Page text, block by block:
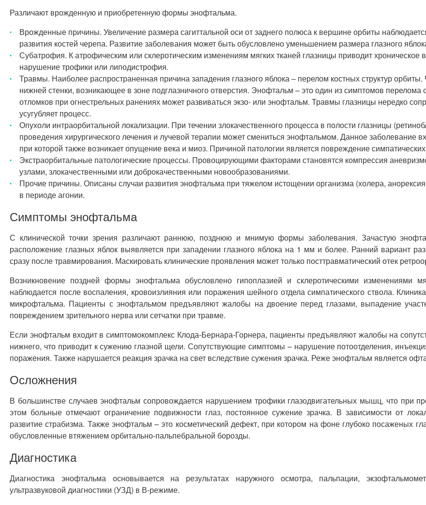
Различают врожденную и приобретенную формы энофтальма.
Врожденные причины. Увеличение размера сагиттальной оси от заднего полюса к вершине орбиты
развития костей черепа. Развитие заболевания может быть обусловлено уменьшением размера глазного
Субатрофия. К атрофическим или склеротическим изменениям мягких тканей глазницы приводит
нарушение трофики или липодистрофия.
Травмы. Наиболее распространенная причина западения глазного яблока – перелом костных структур
нижней стенки, возникающее в зоне подглазничного отверстия. Энофтальм – это один из симптомов
отломков при огнестрельных ранениях может развиваться экзо- или энофтальм. Травмы глазницы нередко
усугубляет процесс.
Опухоли интраорбитальной локализации. При течении злокачественного процесса в полости глазницы
проведения хирургического лечения и лучевой терапии может смениться энофтальмом. Данное заболевание
при которой также возникает опущение века и миоз. Причиной патологии является повреждение
Экстраорбитальные патологические процессы. Провоцирующими факторами становятся компрессия
узлами, злокачественными или доброкачественными новообразованиями.
Прочие причины. Описаны случаи развития энофтальма при тяжелом истощении организма (холера,
в периоде агонии.
Симптомы энофтальма
С клинической точки зрения различают раннюю, позднюю и мнимую формы заболевания. Зачастую
расположение глазных яблок выявляется при западении глазного яблока на 1 мм и более. Ранний вариант
сразу после травмирования. Маскировать клинические проявления может только посттравматический отек
Возникновение поздней формы энофтальма обусловлено гипоплазией и склеротическими изменениями
наблюдается после воспаления, кровоизлияния или поражения шейного отдела симпатического ствола.
микрофтальма. Пациенты с энофтальмом предъявляют жалобы на двоение перед глазами, выпадение
повреждением зрительного нерва или сетчатки при травме.
Если энофтальм входит в симптомокомплекс Клода-Бернара-Горнера, пациенты предъявляют жалобы на
нижнего, что приводит к сужению глазной щели. Сопутствующие симптомы – нарушение потоотделения,
поражения. Также нарушается реакция зрачка на свет вследствие сужения зрачка. Реже энофтальм является
Осложнения
В большинстве случаев энофтальм сопровождается нарушением трофики глазодвигательных мышц, что при
этом больные отмечают ограничение подвижности глаз, постоянное сужение зрачка. В зависимости от
развитие страбизма. Также энофтальм – это косметический дефект, при котором на фоне глубоко посаженых
обусловленные втяжением орбитально-пальпебральной борозды.
Диагностика
Диагностика энофтальма основывается на результатах наружного осмотра, пальпации,
ультразвуковой диагностики (УЗД) в В-режиме.